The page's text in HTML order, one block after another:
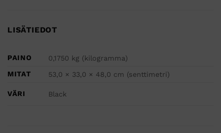
LISÄTIEDOT
PAINO
0,1750 kg (kilogramma)
MITAT
53,0 × 33,0 × 48,0 cm (senttimetri)
VÄRI Black